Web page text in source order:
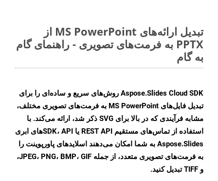
تبدیل ارائه‌های MS PowerPoint از
PPTX به فرمت‌های تصویری - راهنمای گام
به گام
Aspose.Slides Cloud SDK روش‌های سریع و ساده‌ای را برای
تبدیل فایل‌های MS PowerPoint به فرمت‌های تصویری مختلف،
مشابه فرآیندی که در بالا برای SVG ذکر شد، ارائه می‌کند. با
استفاده از تماس‌های مستقیم REST API یا SDK، APIهای ابری
Aspose.Slides به شما امکان می‌دهند اسلایدهای پاورپوینت را
به فرمت‌های تصویری متعدد، از جمله JPEG، PNG، BMP، GIF،
و TIFF تبدیل کنید.